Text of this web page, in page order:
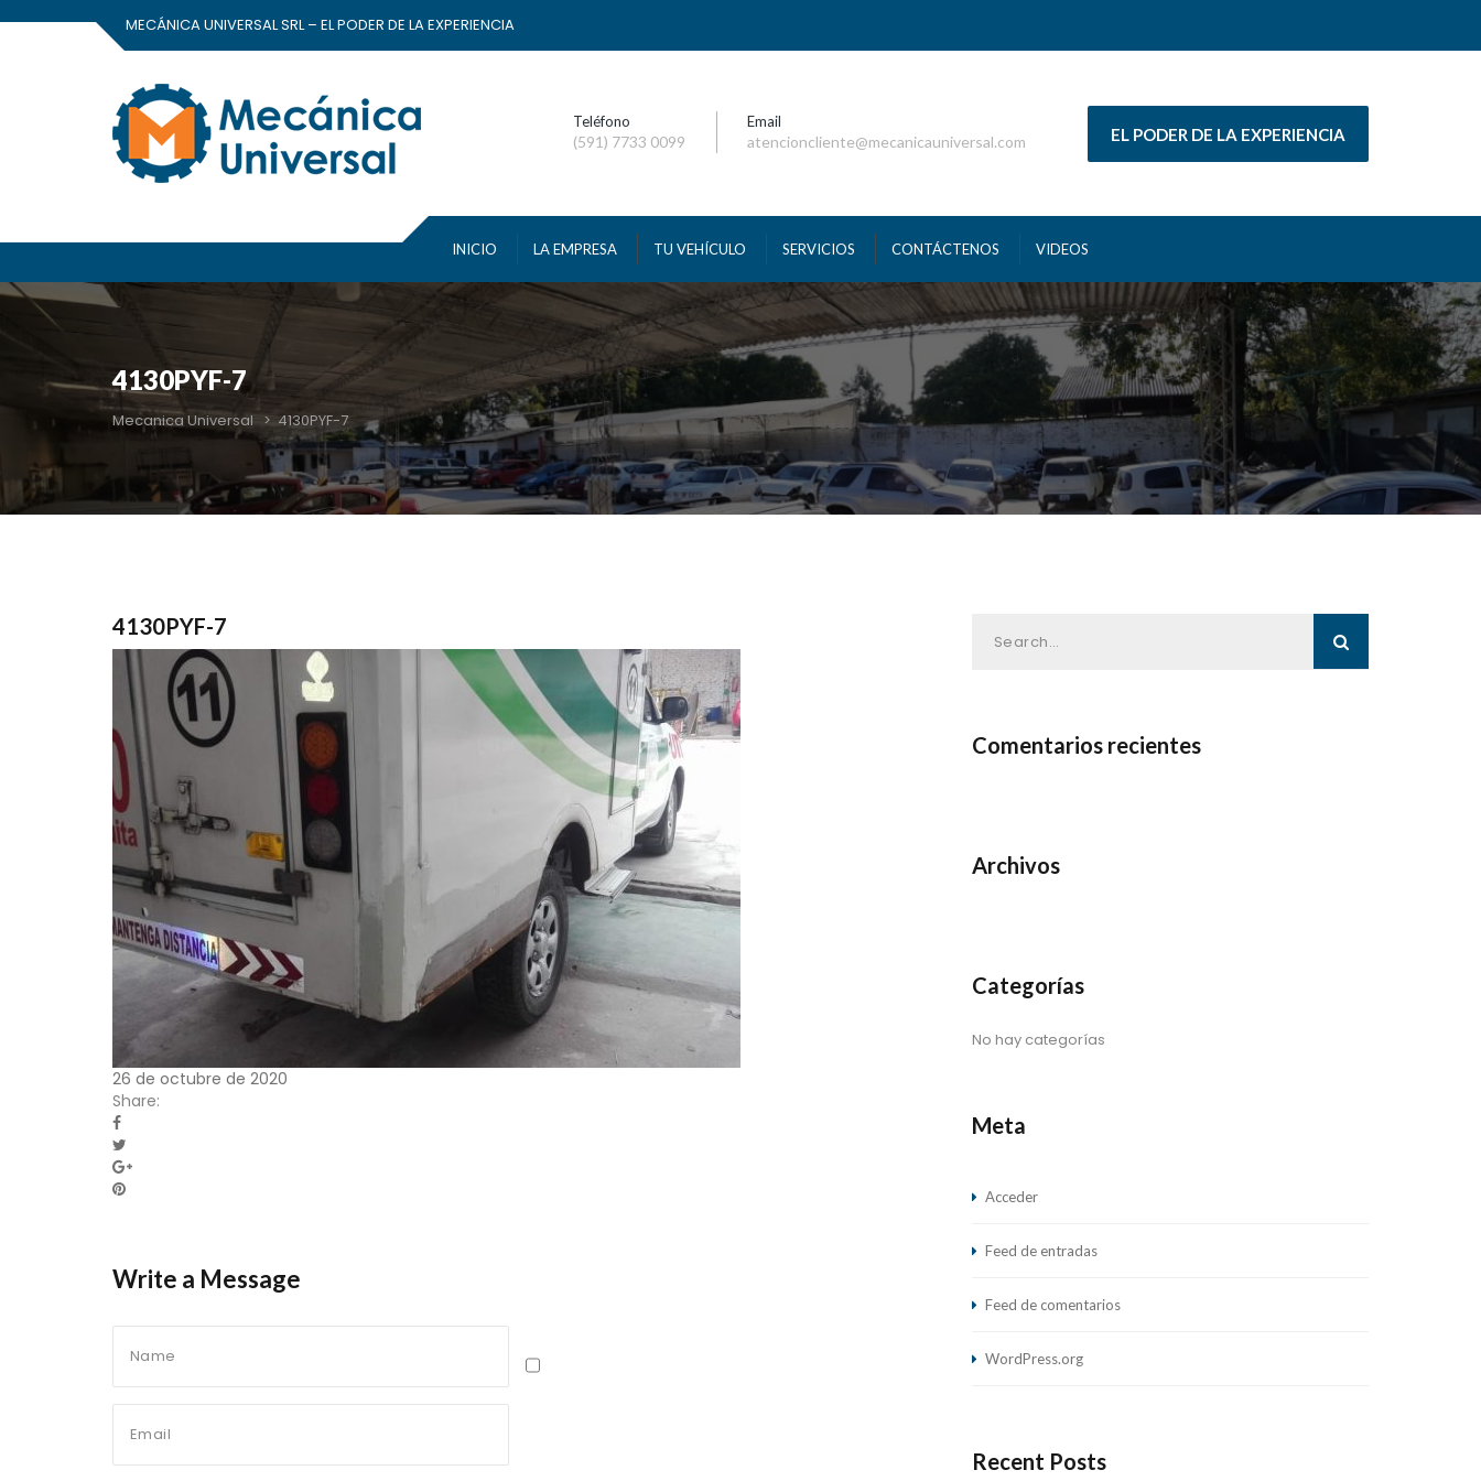
MECÁNICA UNIVERSAL SRL – EL PODER DE LA EXPERIENCIA
Teléfono
(591) 7733 0099
Email
atencioncliente@mecanicauniversal.com EL PODER DE LA EXPERIENCIA
INICIO LA EMPRESA TU VEHÍCULO SERVICIOS CONTÁCTENOS VIDEOS
4130PYF-7
Mecanica Universal > 4130PYF-7
4130PYF-7
26 de octubre de 2020
Share:
Write a Message
Comentarios recientes
Archivos
Categorías
No hay categorías
Meta
Acceder
Feed de entradas
Feed de comentarios
WordPress.org
Recent Posts